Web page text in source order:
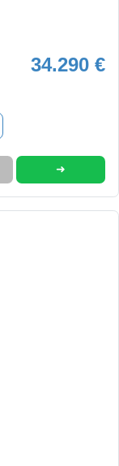
34.290 €
➜